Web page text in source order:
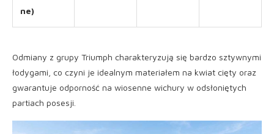
ne)
Odmiany z grupy Triumph charakteryzują się bardzo sztywnymi
łodygami, co czyni je idealnym materiałem na kwiat cięty oraz
gwarantuje odporność na wiosenne wichury w odsłoniętych
partiach posesji.